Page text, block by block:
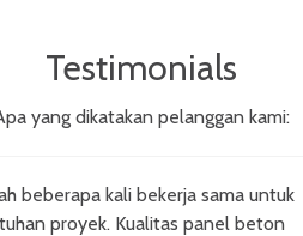
Testimonials
yang dikatakan pelanggan kami:
beberapa kali bekerja sama untuk
proyek. Kualitas panel beton